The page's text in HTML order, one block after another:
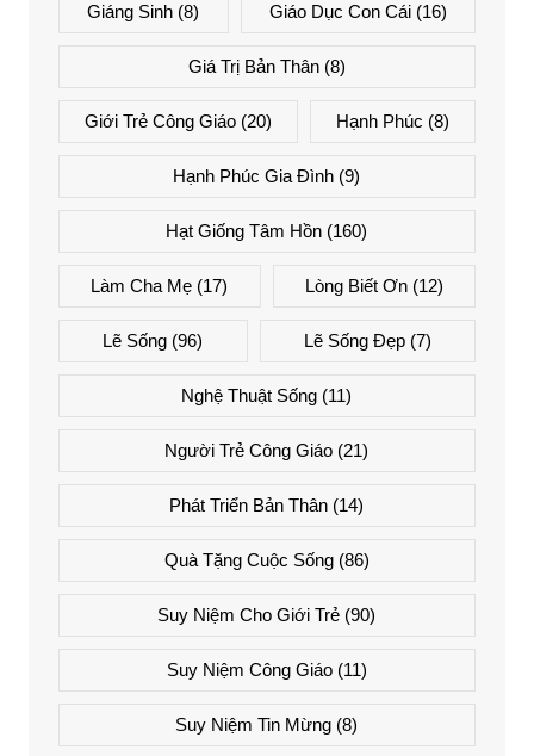
Giáng Sinh (8) Giáo Dục Con Cái(16)
Giá Trị Bản Thân(8)
Giới Trẻ Công Giáo(20) Hạnh Phúc (8)
Hạnh Phúc Gia Đình (9)
Hạt Giống Tâm Hồn (160)
Làm Cha Mẹ (17) Lòng Biết Ơn(12)
Lẽ Sống (96) Lẽ Sống Đẹp(7)
Nghệ Thuật Sống (11)
Người Trẻ Công Giáo (21)
Phát Triển Bản Thân (14)
Quà Tặng Cuộc Sống(86)
Suy Niệm Cho Giới Trẻ (90)
Suy Niệm Công Giáo(11)
Suy Niệm Tin Mừng (8)